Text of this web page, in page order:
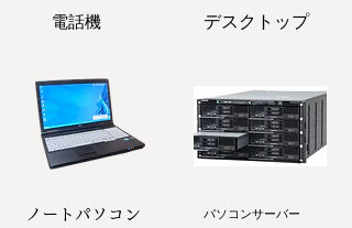
電話機
ノートパソコン
​デスクトップ
パソコンサーバー